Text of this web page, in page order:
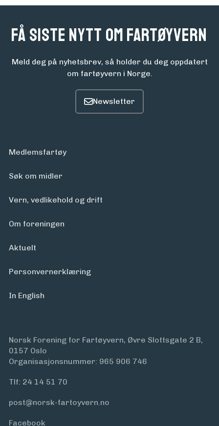
midler
Vern,
vedlikehold
Aktuelt
Få siste nytt om fartøyvern
Meld deg på nyhetsbrev, så holder du deg oppdatert
om fartøyvern i Norge.
Medlemsfartøy
Søk om midler
Vern, vedlikehold og drift
Om foreningen
Aktuelt
Personvern­erklæring
In English
Norsk Forening for Fartøyvern, Øvre Slottsgate 2 B,
0157 Oslo
Organisasjonsnummer: 965 906 746
Tlf: 24 14 51 70
post@norsk-fartoyvern.no
Facebook